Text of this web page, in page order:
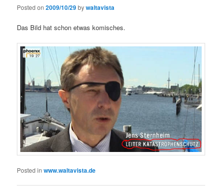
Posted on2009/10/29bywaltavista
Das Bild hat schon etwas komisches.
Posted in www.waltavista.de